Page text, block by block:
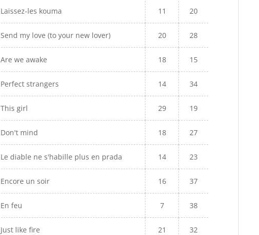
Laissez-les kouma 11 20
Send my love (to your new lover) 20 28
Are we awake 18 15
Perfect strangers 14 34
This girl 29 19
Don't mind 18 27
Le diable ne s'habille plus en prada 14 23
Encore un soir 16 37
En feu 7 38
Just like fire 21 32